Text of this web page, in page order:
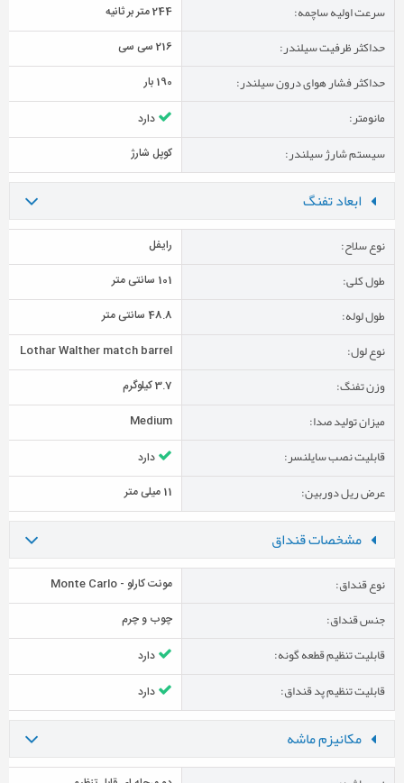
سرعت اولیه ساچمه: 244 متر بر ثانیه
حداکثر ظرفیت سیلندر: 216 سی سی
حداکثر فشار هوای درون سیلندر: 190 بار
مانومتر: دارد
سیستم شارژ سیلندر: کوپل شارژ
ابعاد تفنگ
نوع سلاح: رایفل
طول کلی: 101 سانتی متر
طول لوله: 48.8 سانتی متر
نوع لول: Lothar Walther match barrel
وزن تفنگ: 3.7 کیلوگرم
میزان تولید صدا: Medium
قابلیت نصب سایلنسر: دارد
عرض ریل دوربین: 11 میلی متر
مشخصات قنداق
نوع قنداق: مونت کارلو - Monte Carlo
جنس قنداق: چوب و چرم
قابلیت تنظیم قطعه گونه: دارد
قابلیت تنظیم پد قنداق: دارد
مکانیزم ماشه